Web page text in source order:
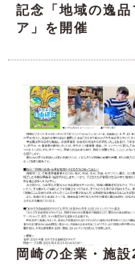
記念「地域の逸品
ア」を開催
岡崎の企業・施設